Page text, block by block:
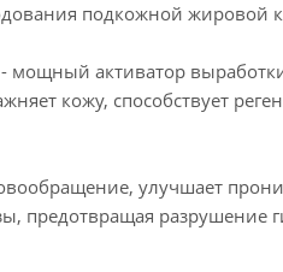
подкожной жировой
мощный активатор
кожу, способствует
улучшает
предотвращая разрушение